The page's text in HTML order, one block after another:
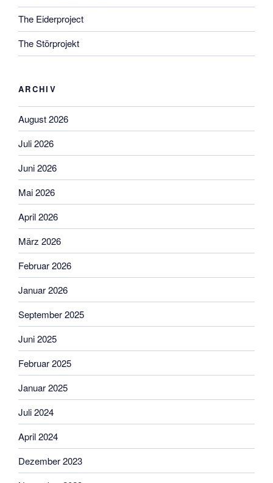
The Eiderproject
The Störprojekt
ARCHIV
August 2026
Juli 2026
Juni 2026
Mai 2026
April 2026
März 2026
Februar 2026
Januar 2026
September 2025
Juni 2025
Februar 2025
Januar 2025
Juli 2024
April 2024
Dezember 2023